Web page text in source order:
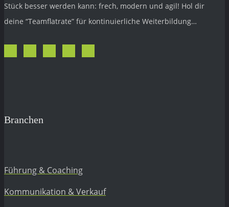
Stück besser werden kann: frech, modern und agil! Hol dir
deine “Teamflatrate” für kontinuierliche Weiterbildung…
Branchen
Führung & Coaching
Kommunikation & Verkauf